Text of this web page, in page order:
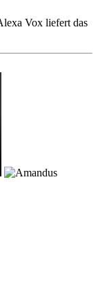
Vox liefert das